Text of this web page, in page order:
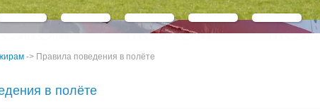
ЗАКРЫТЬ
КОМФОРТ И
-> Правила поведения в полёте
в полёте